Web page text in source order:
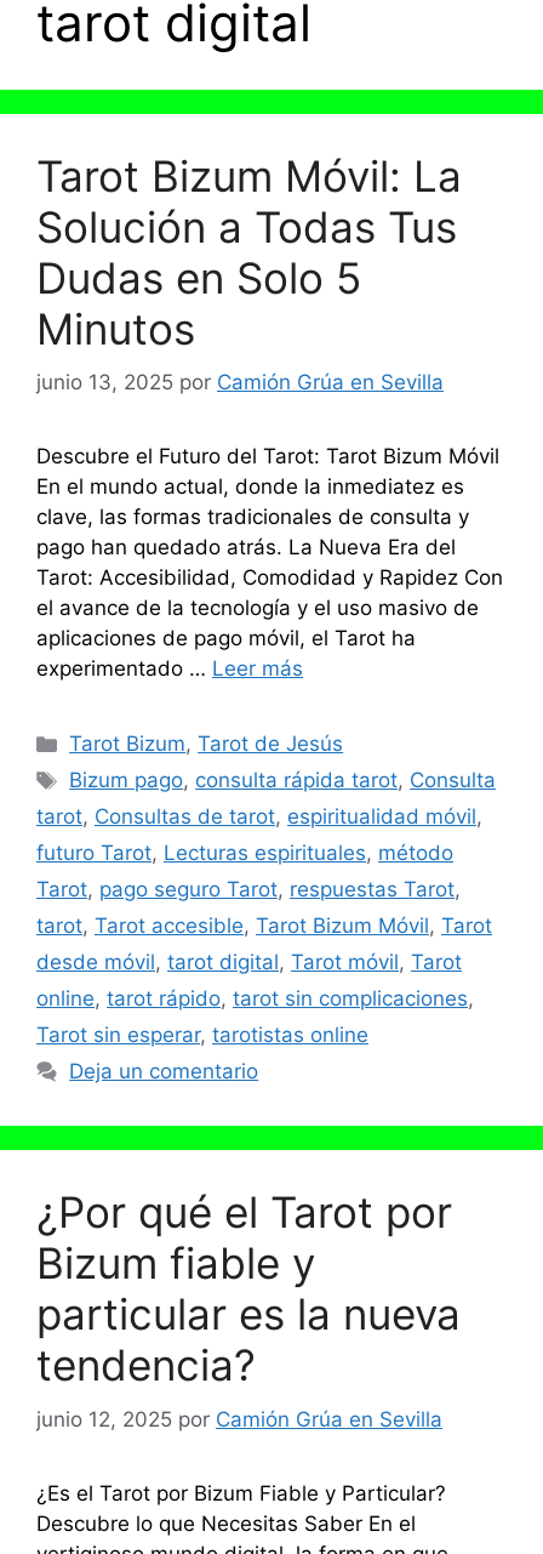
tarot digital
Tarot Bizum Móvil: La
Solución a Todas Tus
Dudas en Solo 5
Minutos
junio 13, 2025 por Camión Grúa en Sevilla
Descubre el Futuro del Tarot: Tarot Bizum Móvil
En el mundo actual, donde la inmediatez es
clave, las formas tradicionales de consulta y
pago han quedado atrás. La Nueva Era del
Tarot: Accesibilidad, Comodidad y Rapidez Con
el avance de la tecnología y el uso masivo de
aplicaciones de pago móvil, el Tarot ha
experimentado … Leer más
Categorías
Tarot Bizum,Tarot de Jesús
Etiquetas
Bizum pago, consulta rápida tarot, Consulta
tarot, Consultas de tarot, espiritualidad móvil,
futuro Tarot, Lecturas espirituales, método
Tarot, pago seguro Tarot, respuestas Tarot,
tarot, Tarot accesible, Tarot Bizum Móvil, Tarot
desde móvil, tarot digital, Tarot móvil, Tarot
online, tarot rápido, tarot sin complicaciones,
Tarot sin esperar, tarotistas online
Deja un comentario
¿Por qué el Tarot por
Bizum fiable y
particular es la nueva
tendencia?
junio 12, 2025 por Camión Grúa en Sevilla
¿Es el Tarot por Bizum Fiable y Particular?
Descubre lo que Necesitas Saber En el